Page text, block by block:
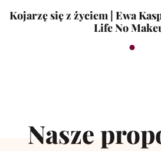
Kojarzę się z życiem | Ewa
Life No
Nasze